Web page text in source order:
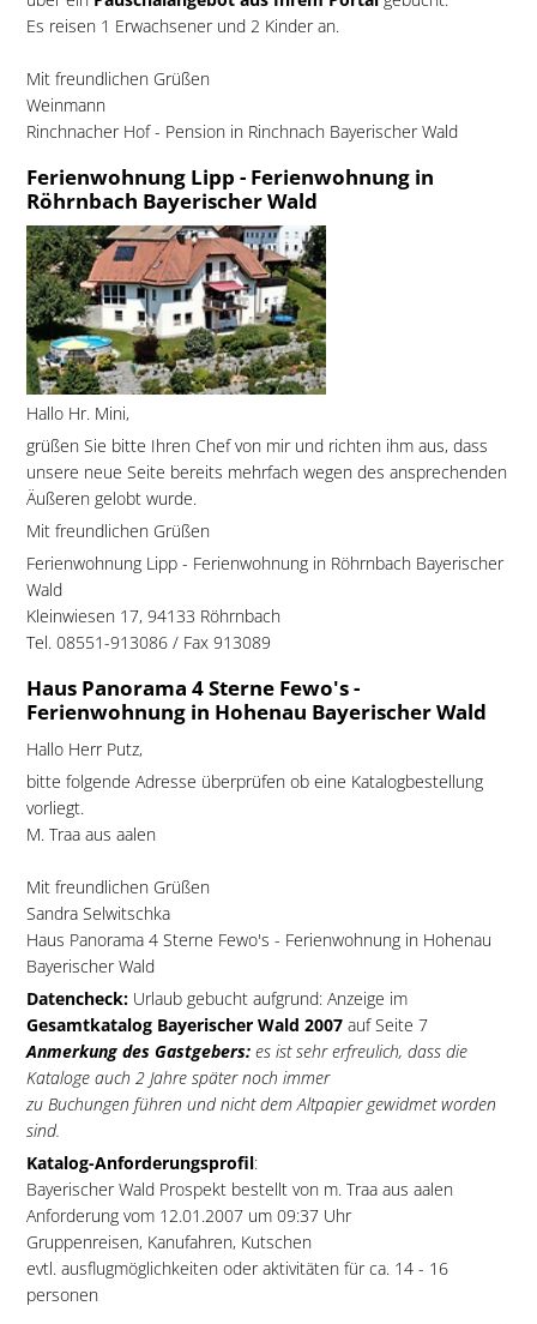
Es reisen 1 Erwachsener und 2 Kinder an.
Mit freundlichen Grüßen
Weinmann
Rinchnacher Hof - Pension in Rinchnach Bayerischer Wald
Ferienwohnung Lipp - Ferienwohnung in
Röhrnbach Bayerischer Wald
Hallo Hr. Mini,
grüßen Sie bitte Ihren Chef von mir und richten ihm aus, dass
unsere neue Seite bereits mehrfach wegen des ansprechenden
Äußeren gelobt wurde.
Mit freundlichen Grüßen
Ferienwohnung Lipp - Ferienwohnung in Röhrnbach Bayerischer
Wald
Kleinwiesen 17, 94133 Röhrnbach
Tel. 08551-913086 / Fax 913089
Haus Panorama 4 Sterne Fewo's -
Ferienwohnung in Hohenau Bayerischer Wald
Hallo Herr Putz,
bitte folgende Adresse überprüfen ob eine Katalogbestellung
vorliegt.
M. Traa aus aalen
Mit freundlichen Grüßen
Sandra Selwitschka
Haus Panorama 4 Sterne Fewo's - Ferienwohnung in Hohenau
Bayerischer Wald
Datencheck: Urlaub gebucht aufgrund: Anzeige im
Gesamtkatalog Bayerischer Wald 2007auf Seite 7
Anmerkung des Gastgebers: es ist sehr erfreulich, dass die
Kataloge auch 2 Jahre später noch immer
zu Buchungen führen und nicht dem Altpapier gewidmet worden
sind.
Katalog-Anforderungsprofil:
Bayerischer Wald Prospekt bestellt von m. Traa aus aalen
Anforderung vom 12.01.2007 um 09:37 Uhr
Gruppenreisen, Kanufahren, Kutschen
evtl. ausflugmöglichkeiten oder aktivitäten für ca. 14 - 16
personen